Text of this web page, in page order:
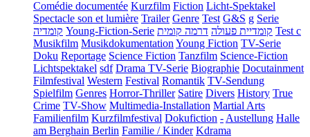
Comédie documentée Kurzfilm Fiction Licht-Spektakel
Spectacle son et lumière Trailer Genre Test G&S g Serie
קומדיה Young-Fiction-Serie קומדיית פעולה דרמה קומית
Test c
Musikfilm Musikdokumentation Young Fiction TV-Serie
Doku Reportage Science Fiction Tanzfilm Science-Fiction
Lichtspektakel sdf Drama TV-Serie Biographie Docutainment
Filmfestival Western Festival Romantik TV-Sendung
Spielfilm Genres Horror-Thriller Satire Divers History True
Crime TV-Show Multimedia-Installation Martial Arts
Familienfilm Kurzfilmfestival Dokufiction - Austellung Halle
am Berghain Berlin Familie / Kinder Kdrama